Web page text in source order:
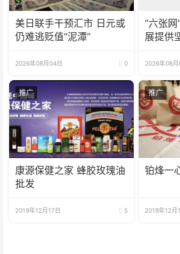
美日联手干预汇市 日元或
仍难逃贬值“泥潭”
2026年08月04日 0
“六张
展提供
2026年08月
推广
康源保健之家 蜂胶玫瑰油
批发
2019年12月17日 5
推广
铂烽一
2019年12月